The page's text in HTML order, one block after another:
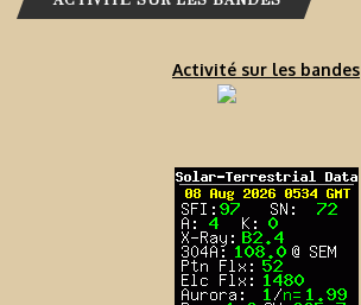
Activité sur les bandes